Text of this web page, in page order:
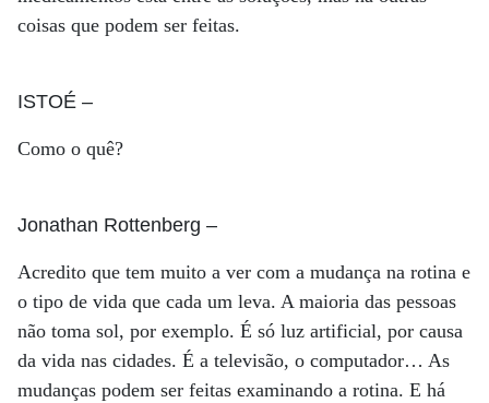
coisas que podem ser feitas.
ISTOÉ –
Como o quê?
Jonathan Rottenberg –
Acredito que tem muito a ver com a mudança na rotina e
o tipo de vida que cada um leva. A maioria das pessoas
não toma sol, por exemplo. É só luz artificial, por causa
da vida nas cidades. É a televisão, o computador… As
mudanças podem ser feitas examinando a rotina. E há